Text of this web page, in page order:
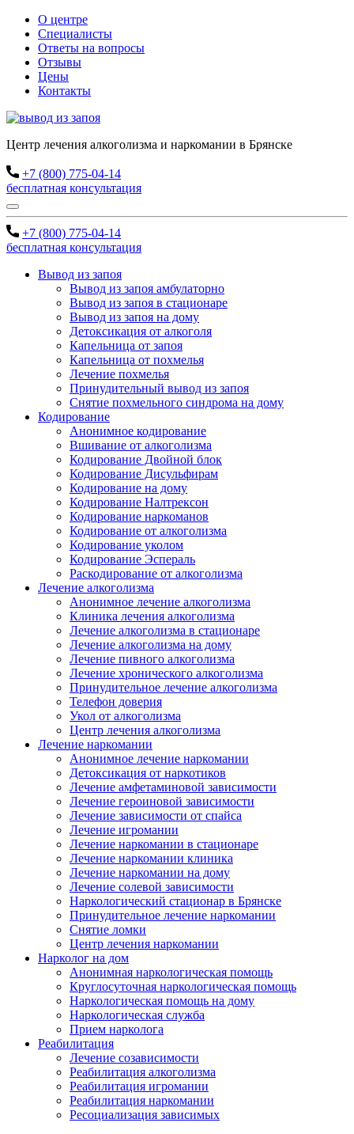
О центре
Специалисты
Ответы на вопросы
Отзывы
Цены
Контакты
Центр лечения алкоголизма и наркомании в Брянске
+7 (800) 775-04-14
бесплатная консультация
+7 (800) 775-04-14
бесплатная консультация
Вывод из запоя
Вывод из запоя амбулаторно
Вывод из запоя в стационаре
Вывод из запоя на дому
Детоксикация от алкоголя
Капельница от запоя
Капельница от похмелья
Лечение похмелья
Принудительный вывод из запоя
Снятие похмельного синдрома на дому
Кодирование
Анонимное кодирование
Вшивание от алкоголизма
Кодирование Двойной блок
Кодирование Дисульфирам
Кодирование на дому
Кодирование Налтрексон
Кодирование наркоманов
Кодирование от алкоголизма
Кодирование уколом
Кодирование Эспераль
Раскодирование от алкоголизма
Лечение алкоголизма
Анонимное лечение алкоголизма
Клиника лечения алкоголизма
Лечение алкоголизма в стационаре
Лечение алкоголизма на дому
Лечение пивного алкоголизма
Лечение хронического алкоголизма
Принудительное лечение алкоголизма
Телефон доверия
Укол от алкоголизма
Центр лечения алкоголизма
Лечение наркомании
Анонимное лечение наркомании
Детоксикация от наркотиков
Лечение амфетаминовой зависимости
Лечение героиновой зависимости
Лечение зависимости от спайса
Лечение игромании
Лечение наркомании в стационаре
Лечение наркомании клиника
Лечение наркомании на дому
Лечение солевой зависимости
Наркологический стационар в Брянске
Принудительное лечение наркомании
Снятие ломки
Центр лечения наркомании
Нарколог на дом
Анонимная наркологическая помощь
Круглосуточная наркологическая помощь
Наркологическая помощь на дому
Наркологическая служба
Прием нарколога
Реабилитация
Лечение созависимости
Реабилитация алкоголизма
Реабилитация игромании
Реабилитация наркомании
Ресоциализация зависимых